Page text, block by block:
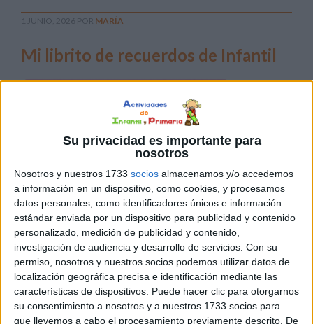
Su privacidad es importante para
nosotros
Nosotros y nuestros 1733 socios almacenamos y/o accedemos
a información en un dispositivo, como cookies, y procesamos
datos personales, como identificadores únicos e información
estándar enviada por un dispositivo para publicidad y contenido
personalizado, medición de publicidad y contenido,
investigación de audiencia y desarrollo de servicios. Con su
permiso, nosotros y nuestros socios podemos utilizar datos de
localización geográfica precisa e identificación mediante las
características de dispositivos. Puede hacer clic para otorgarnos
su consentimiento a nosotros y a nuestros 1733 socios para
que llevemos a cabo el procesamiento previamente descrito. De
1 JUNIO, 2026 POR MARÍA
Mi librito de recuerdos de Infantil
Los
Educación Infantil están llenos de emociones, recuerdos
y experiencias que merecen conservarse para siempre.
Por eso compartimos este precioso Librito de Recuerdos
de Infantil, un recurso pensado para que los más
pequeños recopilen sus vivencias, sus aprendizajes y los
momentos más felices de esta etapa tan importante
antes de dar el […]